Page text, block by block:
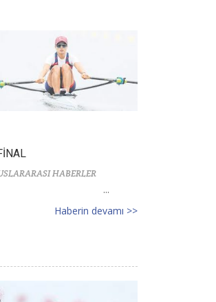
HABERLER
...
Haberin devamı >>